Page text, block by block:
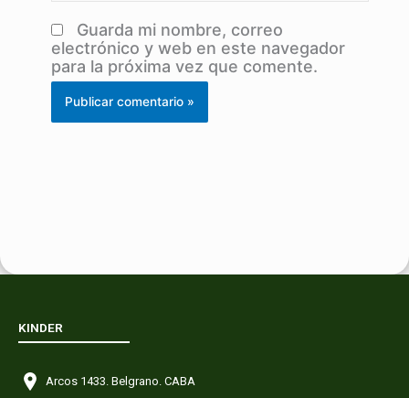
Guarda mi nombre, correo
electrónico y web en este navegador
para la próxima vez que comente.
KINDER
Arcos 1433. Belgrano. CABA